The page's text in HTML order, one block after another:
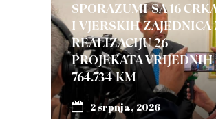
SPORAZUMI SA 16
I VJERSKIH ZAJEDNICA
REALIZACIJU 26
PROJEKATA VRIJEDNIH
764.734 KM
2 srpnja, 2026